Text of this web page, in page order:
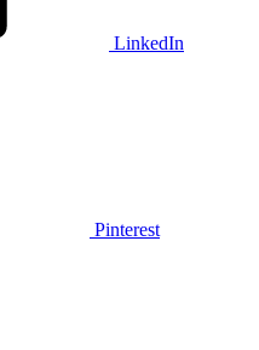
LinkedIn
Pinterest